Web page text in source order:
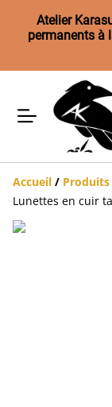
Atelier
permanents à
Accueil / Produits
Lunettes en cuir